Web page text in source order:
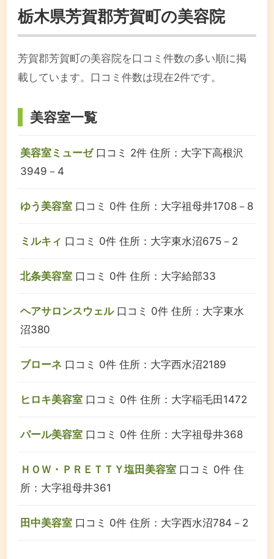
栃木県芳賀郡芳賀町の美容院
芳賀郡芳賀町の美容院を口コミ件数の多い順に掲
載しています。口コミ件数は現在2件です。
美容室一覧
美容室ミューゼ 口コミ 2件 住所：大字下高根沢
3949－4
ゆう美容室 口コミ 0件 住所：大字祖母井1708－8
ミルキィ 口コミ 0件 住所：大字東水沼675－2
北条美容室 口コミ 0件 住所：大字給部33
ヘアサロンスウェル 口コミ 0件 住所：大字東水
沼380
ブローネ 口コミ 0件 住所：大字西水沼2189
ヒロキ美容室 口コミ 0件 住所：大字稲毛田1472
パール美容室 口コミ 0件 住所：大字祖母井368
ＨＯＷ・ＰＲＥＴＴＹ塩田美容室 口コミ 0件 住
所：大字祖母井361
田中美容室 口コミ 0件 住所：大字西水沼784－2